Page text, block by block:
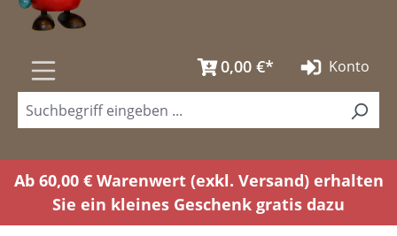
0,00 €* Konto
Ab 60,00 € Warenwert (exkl. Versand) erhalten
Sie ein kleines Geschenk gratis dazu